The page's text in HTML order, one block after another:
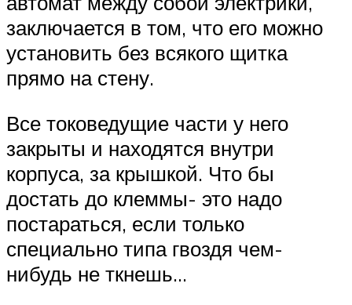
заключается в том, что его можно
установить без всякого щитка
прямо на стену.
Все токоведущие части у него
закрыты и находятся внутри
корпуса, за крышкой. Что бы
достать до клеммы- это надо
постараться, если только
специально типа гвоздя чем-
нибудь не ткнешь…